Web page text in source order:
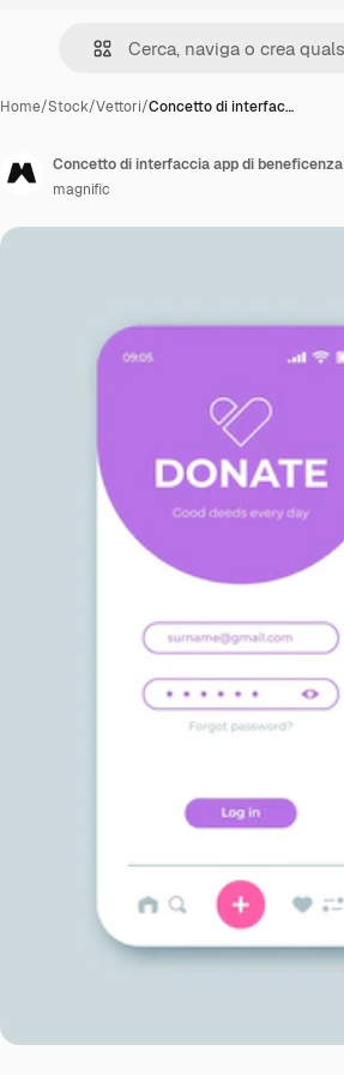
Home/Stock/Vettori/Concetto di interfac…
Concetto di interfaccia app di beneficenza
magnific